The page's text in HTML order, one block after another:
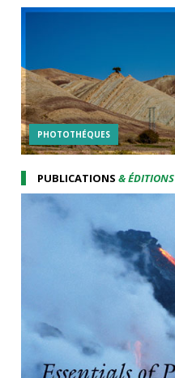
PHOTOTHÉQUES
PUBLICATIONS& ÉDITIONS